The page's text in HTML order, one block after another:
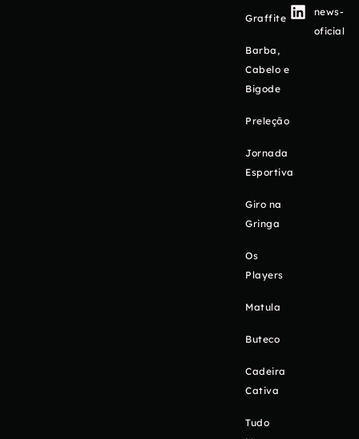
Graffite
Barba,
Cabelo e
Bigode
Preleção
Jornada
Esportiva
Giro na
Gringa
Os
Players
Matula
Buteco
Cadeira
Cativa
Tudo
news-
oficial